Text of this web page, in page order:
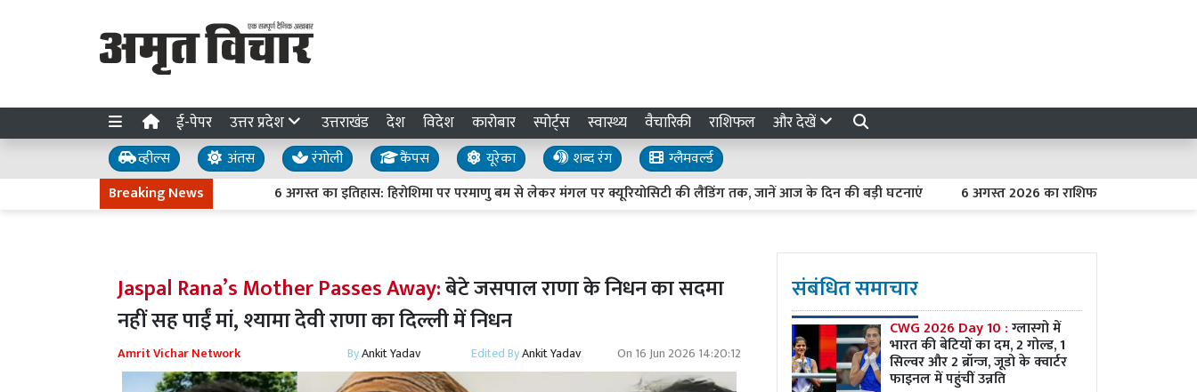
ई-पेपर उत्तर प्रदेश उत्तराखंड देश विदेश कारोबार स्पोर्ट्स स्वास्थ्य वैचारिकी राशिफल और देखें
व्हील्स अंतस रंगोली कैंपस यूरेका शब्द रंग
ग्लैमवर्ल्ड
Breaking News
6 अगस्त का इतिहास: हिरोशिमा पर परमाणु बम से लेकर मंगल पर क्यूरियोसिटी की लैंडिंग तक, जानें आज के दिन की बड़ी घटनाएं 6 अगस्त 2026 का राशिफल : मेष को कार्यक्षेत्र में
Jaspal Rana’s Mother Passes Away:बेटे जसपाल राणा के निधन का सदमा
नहीं सह पाईं मां, श्यामा देवी राणा का दिल्ली में निधन
Amrit Vichar Network ByAnkit Yadav Edited ByAnkit Yadav On 16 Jun 2026 14:20:12
संबंधित समाचार
CWG 2026 Day 10 :ग्लास्गो में
भारत की बेटियों का दम, 2 गोल्ड, 1
सिल्वर और 2 ब्रॉन्ज, जूडो के क्वार्टर
फाइनल में पहुंचीं उन्नति